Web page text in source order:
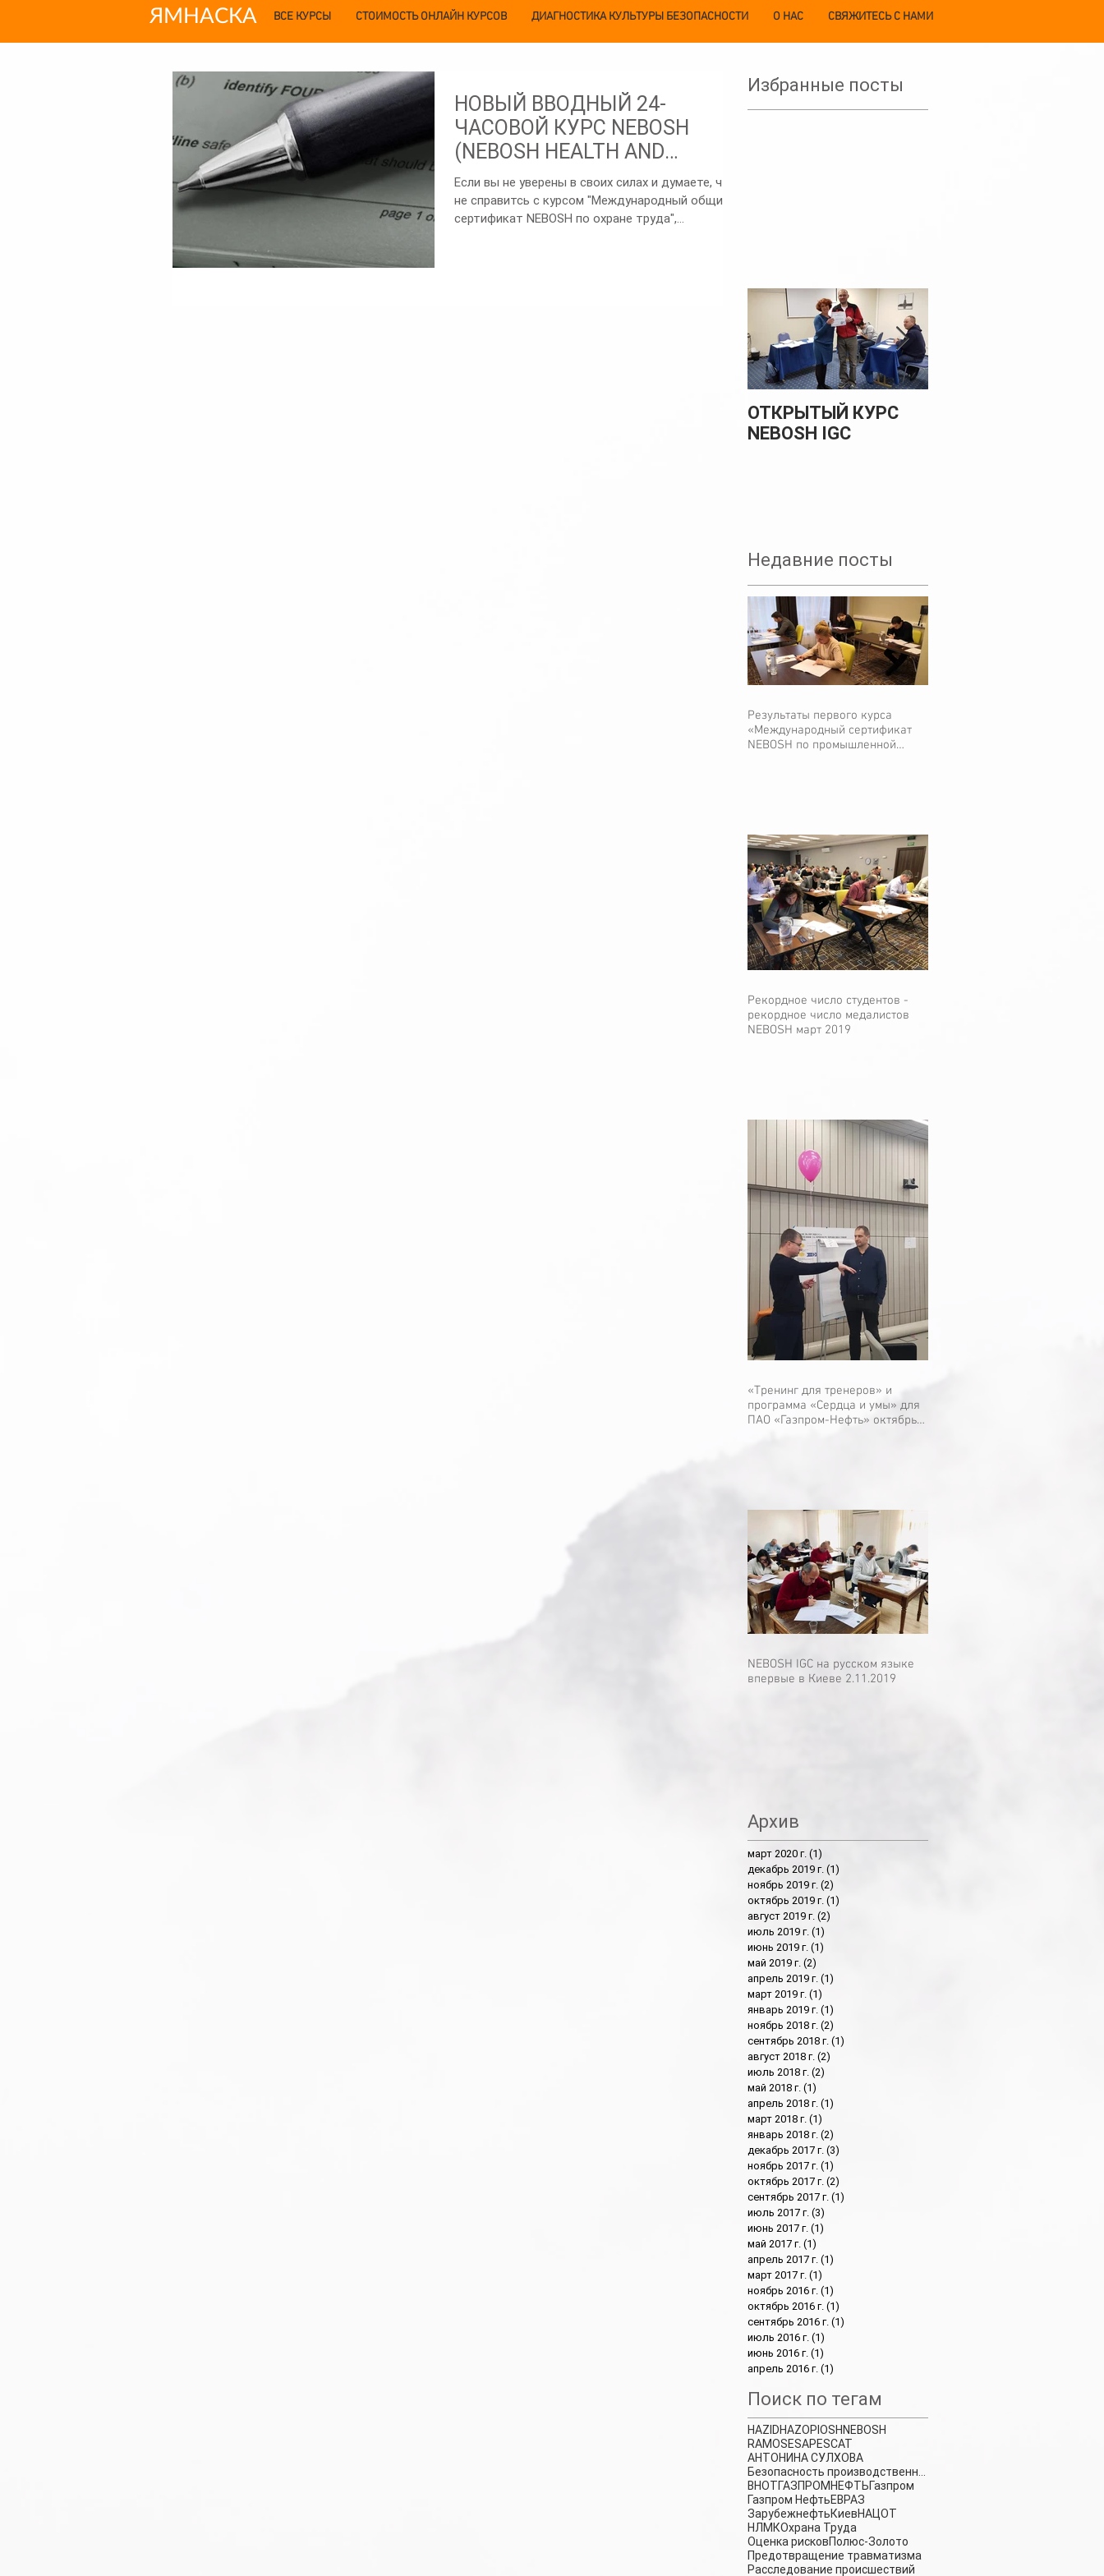
ЯМНАСКА ВСЕ КУРСЫ СТОИМОСТЬ ОНЛАЙН КУРСОВ ДИАГНОСТИКА КУЛЬТУРЫ БЕЗОПАСНОСТИ О НАС СВЯЖИТЕСЬ С НАМИ
НОВЫЙ ВВОДНЫЙ 24-
ЧАСОВОЙ КУРС NEBOSH
(NEBOSH HEALTH AND
SAFETY AT WORK) ТЕПЕРЬ
ДОСТУПЕН ОНЛАЙН НА РУ
Если вы не уверены в своих силах и думаете, что
не справитсь с курсом "Международный общий
сертификат NEBOSH по охране труда",...
Избранные посты
ОТКРЫТЫЙ КУРС
NEBOSH IGC
Недавние посты
Результаты первого курса
«Международный сертификат
NEBOSH по промышленной
Рекордное число студентов -
рекордное число медалистов
NEBOSH март 2019
«Тренинг для тренеров» и
программа «Сердца и умы» для
ПАО «Газпром-Нефть» октябрь-
NEBOSH IGC на русском языке
впервые в Киеве 2.11.2019
Архив
март 2020 г. (1)
декабрь 2019 г. (1)
ноябрь 2019 г. (2)
октябрь 2019 г. (1)
август 2019 г. (2)
июль 2019 г. (1)
июнь 2019 г. (1)
май 2019 г. (2)
апрель 2019 г. (1)
март 2019 г. (1)
январь 2019 г. (1)
ноябрь 2018 г. (2)
сентябрь 2018 г. (1)
август 2018 г. (2)
июль 2018 г. (2)
май 2018 г. (1)
апрель 2018 г. (1)
март 2018 г. (1)
январь 2018 г. (2)
декабрь 2017 г. (3)
ноябрь 2017 г. (1)
октябрь 2017 г. (2)
сентябрь 2017 г. (1)
июль 2017 г. (3)
июнь 2017 г. (1)
май 2017 г. (1)
апрель 2017 г. (1)
март 2017 г. (1)
ноябрь 2016 г. (1)
октябрь 2016 г. (1)
сентябрь 2016 г. (1)
июль 2016 г. (1)
июнь 2016 г. (1)
апрель 2016 г. (1)
Поиск по тегам
HAZIDHAZOP IOSH NEBOSH
RAMOSESAPESCAT
АНТОНИНА СУЛХОВА
ВНОТГАЗПРОМНЕФТЬГазпром
Газпром НефтьЕВРАЗ
ЗарубежнефтьКиевНАЦОТ
НЛМКОхрана Труда
Оценка рисковПолюс-Золото
Предотвращение травматизма
Расследование происшествий